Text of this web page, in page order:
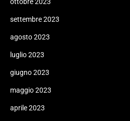
settembre 2023
agosto 2023
luglio 2023
giugno 2023
maggio 2023
aprile 2023